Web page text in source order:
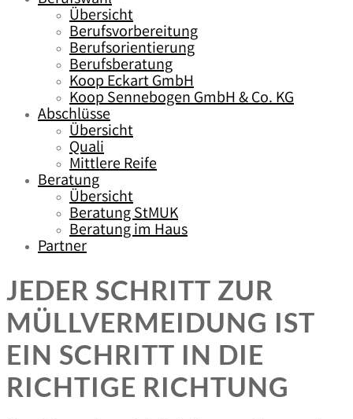
Übersicht
Berufsvorbereitung
Berufsorientierung
Berufsberatung
Koop Eckart GmbH
Koop Sennebogen GmbH & Co. KG
Abschlüsse
Übersicht
Quali
Mittlere Reife
Beratung
Übersicht
Beratung StMUK
Beratung im Haus
Partner
JEDER SCHRITT ZUR
MÜLLVERMEIDUNG IST
EIN SCHRITT IN DIE
RICHTIGE RICHTUNG